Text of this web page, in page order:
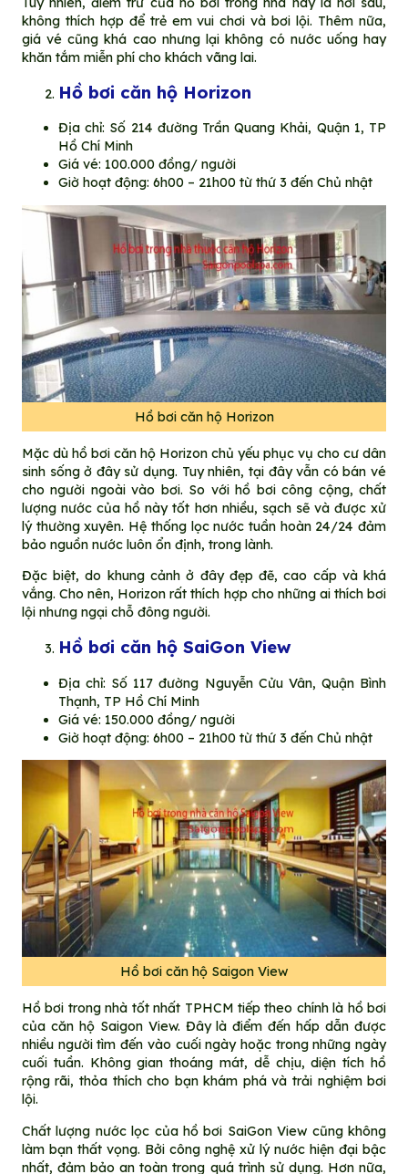
không thích hợp để trẻ em vui chơi và bơi lội. Thêm nữa,
giá vé cũng khá cao nhưng lại không có nước uống hay
khăn tắm miễn phí cho khách vãng lai.
Hồ bơi căn hộ Horizon
Địa chỉ: Số 214 đường Trần Quang Khải, Quận 1, TP
Hồ Chí Minh
Giá vé: 100.000 đồng/ người
Giờ hoạt động: 6h00 – 21h00 từ thứ 3 đến Chủ nhật
Hồ bơi căn hộ Horizon
Mặc dù hồ bơi căn hộ Horizon chủ yếu phục vụ cho cư dân
sinh sống ở đây sử dụng. Tuy nhiên, tại đây vẫn có bán vé
cho người ngoài vào bơi. So với hồ bơi công cộng, chất
lượng nước của hồ này tốt hơn nhiều, sạch sẽ và được xử
lý thường xuyên. Hệ thống lọc nước tuần hoàn 24/24 đảm
bảo nguồn nước luôn ổn định, trong lành.
Đặc biệt, do khung cảnh ở đây đẹp đẽ, cao cấp và khá
vắng. Cho nên, Horizon rất thích hợp cho những ai thích bơi
lội nhưng ngại chỗ đông người.
Hồ bơi căn hộ SaiGon View
Địa chỉ: Số 117 đường Nguyễn Cửu Vân, Quận Bình
Thạnh, TP Hồ Chí Minh
Giá vé: 150.000 đồng/ người
Giờ hoạt động: 6h00 – 21h00 từ thứ 3 đến Chủ nhật
Hồ bơi căn hộ Saigon View
Hồ bơi trong nhà tốt nhất TPHCM tiếp theo chính là hồ bơi
của căn hộ Saigon View. Đây là điểm đến hấp dẫn được
nhiều người tìm đến vào cuối ngày hoặc trong những ngày
cuối tuần. Không gian thoáng mát, dễ chịu, diện tích hồ
rộng rãi, thỏa thích cho bạn khám phá và trải nghiệm bơi
lội.
Chất lượng nước lọc của hồ bơi SaiGon View cũng không
làm bạn thất vọng. Bởi công nghệ xử lý nước hiện đại bậc
nhất, đảm bảo an toàn trong quá trình sử dụng. Hơn nữa,